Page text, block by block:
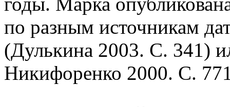
по разным источникам
(Дулькина 2003. С. 341)
Никифоренко 2000. С.